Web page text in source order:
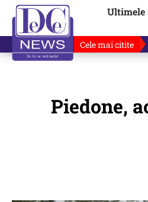
Cele mai citite
Piedone,